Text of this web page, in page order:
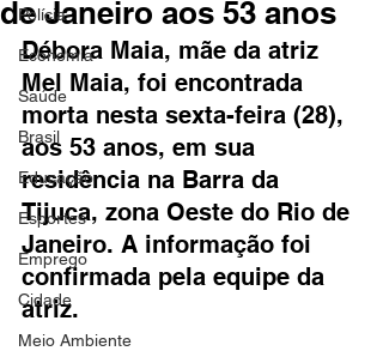
Polícia
Economia
Saúde
Brasil
Educação
Esportes
Emprego
Cidade
Meio Ambiente
de Janeiro aos 53 anos
Débora Maia, mãe da atriz
Mel Maia, foi encontrada
morta nesta sexta-feira (28),
aos 53 anos, em sua
residência na Barra da
Tijuca, zona Oeste do Rio de
Janeiro. A informação foi
confirmada pela equipe da
atriz.